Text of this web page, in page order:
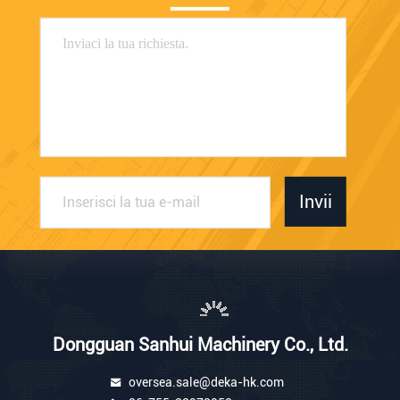
Invii
Dongguan Sanhui Machinery Co., Ltd.
oversea.sale@deka-hk.com